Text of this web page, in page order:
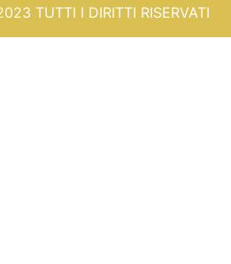
TUTTI I DIRITTI RISERVATI